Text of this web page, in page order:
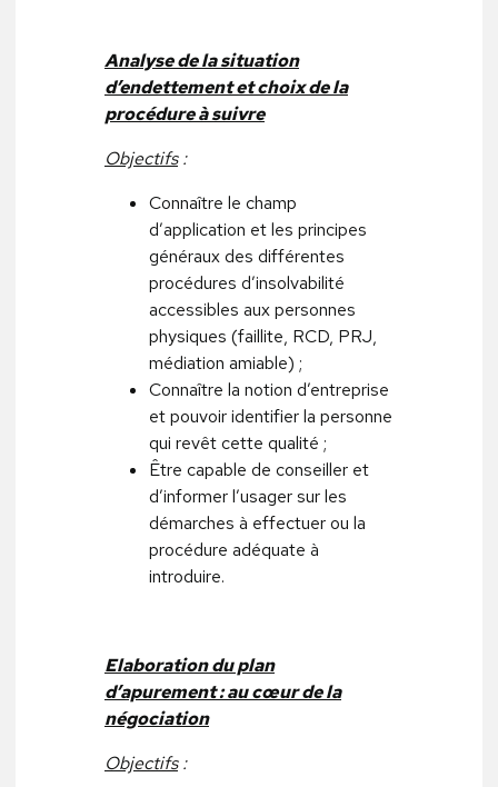
Analyse de la situation
d’endettement et choix de la
procédure à suivre
Objectifs:
Connaître le champ
d’application et les principes
généraux des différentes
procédures d’insolvabilité
accessibles aux personnes
physiques (faillite, RCD, PRJ,
médiation amiable) ;
Connaître la notion d’entreprise
et pouvoir identifier la personne
qui revêt cette qualité ;
Être capable de conseiller et
d’informer l’usager sur les
démarches à effectuer ou la
procédure adéquate à
introduire.
Elaboration du plan
d’apurement : au cœur de la
négociation
Objectifs: